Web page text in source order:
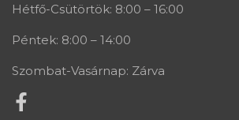
Hétfő-Csütörtök: 8:00 – 16:00
Péntek: 8:00 – 14:00
Szombat-Vasárnap: Zárva